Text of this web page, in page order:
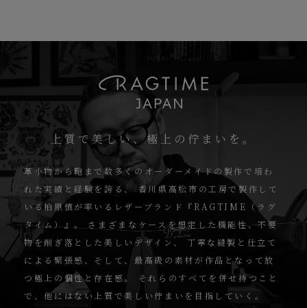
上質で美しい、極上の佇まいを。
革小物から鞄まで数多くのオーダーメイドの製作で培わ
れた実績と経験を誇る、
香川県高松市の工房で製作して
いる柏原慎が率いるレザーブランド『RAGTIME（ラグ
タイム）』。
さまざまなケースを想定した機能性、不要
物を削ぎ落とした美しいデザイン、
丁寧な縫製と仕立て
による緊張感、そして、最高級の素材が作品となって放
つ極上の個性と存在感。
それらのすべてを併せ持つこと
で、他にはない上質で美しい佇まいを目指していく。